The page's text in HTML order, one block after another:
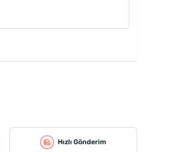
Hızlı Gönderim